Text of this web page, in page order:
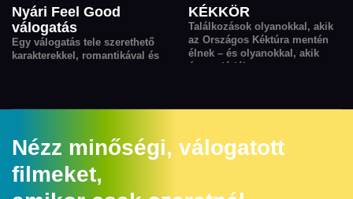
Nyári Feel Good
válogatás
Egy válogatás tele szerethető
karakterekkel, romantikával és
KÉKKÖR
Találkozások olyanokkal, akik
az Országos Kéktúra mentén
élnek – és olyanokkal, akik
éppen járják.
Nézz minőségi, válogatott
filmeket,